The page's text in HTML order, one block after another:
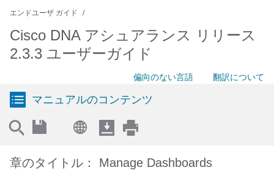
エンドユーザ ガイド
Cisco DNA アシュアランス リリース
2.3.3 ユーザーガイド
偏向のない言語 翻訳について
マニュアルのコンテンツ
章のタイトル： Manage Dashboards